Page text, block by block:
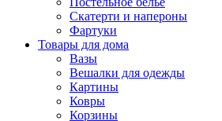
Скатерти и напероны
Фартуки
Товары для дома
Вазы
Вешалки для одежды
Картины
Ковры
Корзины